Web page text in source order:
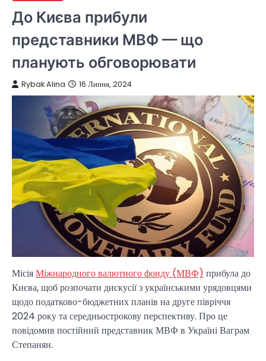
До Києва прибули
представники МВФ — що
планують обговорювати
Rybak Alina 16 Липня, 2024
МісіяМіжнародного валютного фонду (МВФ) прибула до
Києва, щоб розпочати дискусії з українськими урядовцями
щодо податково-бюджетних планів на друге півріччя
2024 року та середньострокову перспективу. Про це
повідомив постійний представник МВФ в Україні Ваграм
Степанян.